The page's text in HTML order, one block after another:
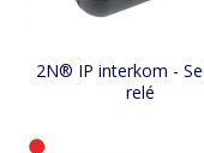
2N® IP interkom -
relé